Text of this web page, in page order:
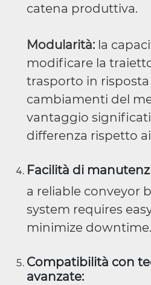
catena produttiva.
Modularità: la
modificare la
trasporto in risposta
cambiamenti del
vantaggio
differenza rispetto
Facilità di
a reliable conveyor
system requires
minimize downtime.
Compatibilità con
avanzate: